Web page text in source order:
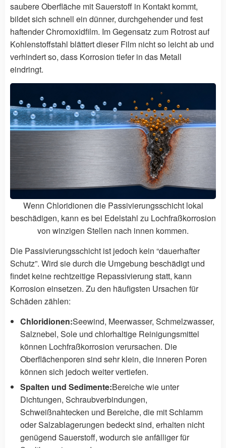
saubere Oberfläche mit Sauerstoff in Kontakt kommt,
bildet sich schnell ein dünner, durchgehender und fest
haftender Chromoxidfilm. Im Gegensatz zum Rotrost auf
Kohlenstoffstahl blättert dieser Film nicht so leicht ab und
verhindert so, dass Korrosion tiefer in das Metall
eindringt.
Wenn Chloridionen die Passivierungsschicht lokal
beschädigen, kann es bei Edelstahl zu Lochfraßkorrosion
von winzigen Stellen nach innen kommen.
Die Passivierungsschicht ist jedoch kein “dauerhafter
Schutz”. Wird sie durch die Umgebung beschädigt und
findet keine rechtzeitige Repassivierung statt, kann
Korrosion einsetzen. Zu den häufigsten Ursachen für
Schäden zählen:
Chloridionen:Seewind, Meerwasser, Schmelzwasser,
Salznebel, Sole und chlorhaltige Reinigungsmittel
können Lochfraßkorrosion verursachen. Die
Oberflächenporen sind sehr klein, die inneren Poren
können sich jedoch weiter vertiefen.
Spalten und Sedimente:Bereiche wie unter
Dichtungen, Schraubverbindungen,
Schweißnahtecken und Bereiche, die mit Schlamm
oder Salzablagerungen bedeckt sind, erhalten nicht
genügend Sauerstoff, wodurch sie anfälliger für